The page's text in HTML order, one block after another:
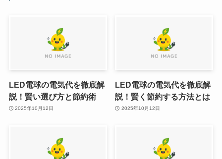
LED電球の電気代を徹底解
説！賢い選び方と節約術
2025年10月12日
LED電球の電気代を徹底解
説！賢く節約する方法とは
2025年10月12日